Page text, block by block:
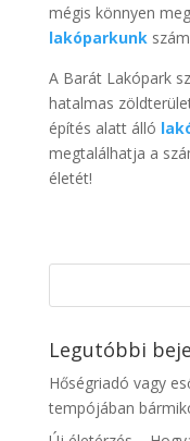
mégis könnyen
lakóparkunk
A Barát Lakópark
hatalmas
építés alatt álló
megtalálhatja a
életét!
Legutóbbi
Hőségriadó vagy
tempójában